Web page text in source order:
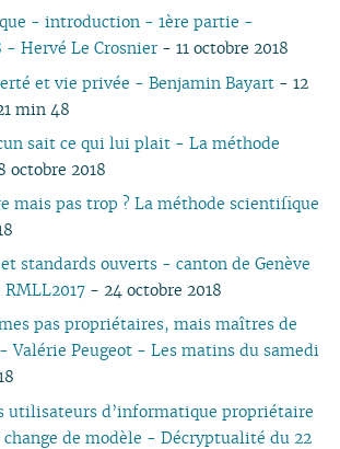
02
01
- introduction - 1ère partie -
- Hervé Le Crosnier- 11 octobre 2018
et vie privée - Benjamin Bayart- 12
min 48
sait ce qui lui plait - La méthode
octobre 2018
mais pas trop ? La méthode scientifique
standards ouverts - canton de Genève
- 24 octobre 2018
pas propriétaires, mais maîtres de
Valérie Peugeot - Les matins du samedi
utilisateurs d’informatique propriétaire
de modèle - Décryptualité du 22